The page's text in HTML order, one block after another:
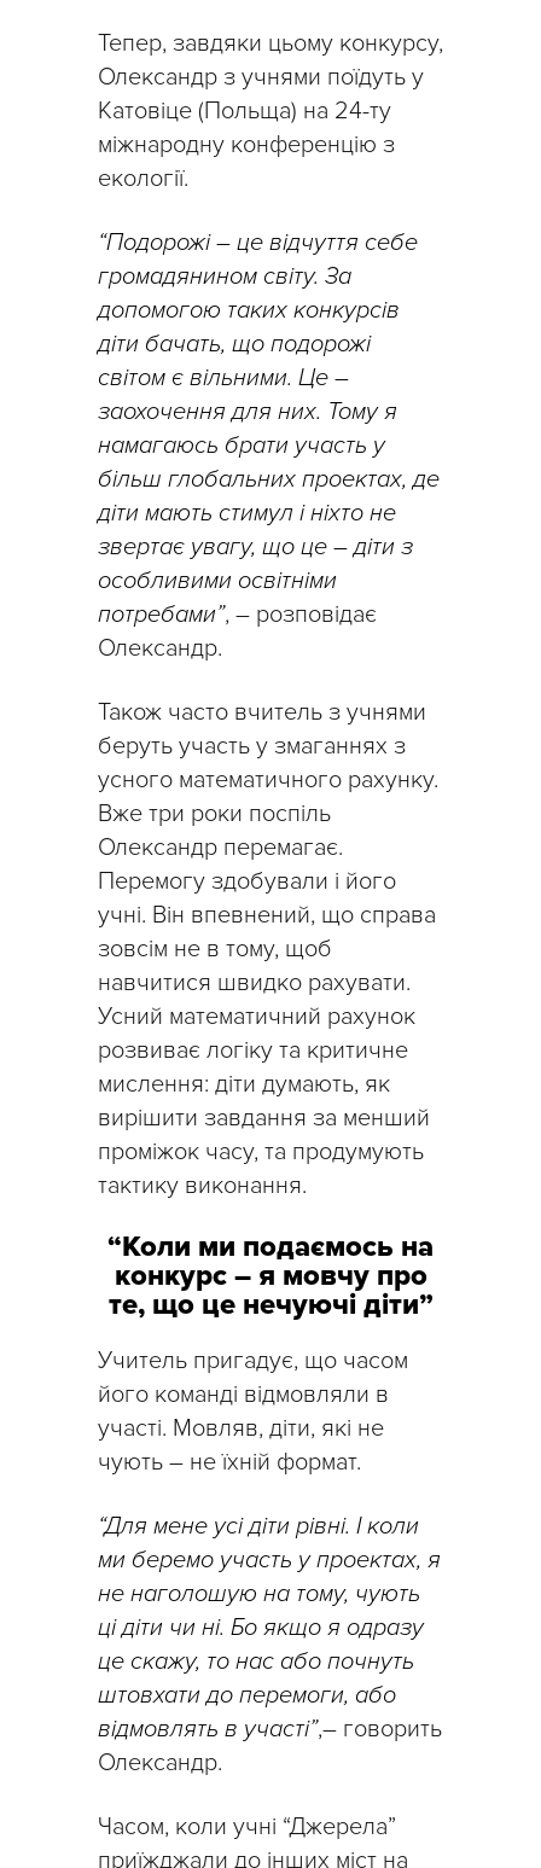
Тепер, завдяки цьому конкурсу,
Олександр з учнями поїдуть у
Катовіце (Польща) на 24-ту
міжнародну конференцію з
екології.
“Подорожі – це відчуття себе
громадянином світу. За
допомогою таких конкурсів
діти бачать, що подорожі
світом є вільними. Це –
заохочення для них. Тому я
намагаюсь брати участь у
більш глобальних проектах, де
діти мають стимул і ніхто не
звертає увагу, що це – діти з
особливими освітніми
потребами”, – розповідає
Олександр.
Також часто вчитель з учнями
беруть участь у змаганнях з
усного математичного рахунку.
Вже три роки поспіль
Олександр перемагає.
Перемогу здобували і його
учні. Він впевнений, що справа
зовсім не в тому, щоб
навчитися швидко рахувати.
Усний математичний рахунок
розвиває логіку та критичне
мислення: діти думають, як
вирішити завдання за менший
проміжок часу, та продумують
тактику виконання.
“Коли ми подаємось на
конкурс – я мовчу про
те, що це нечуючі діти”
Учитель пригадує, що часом
його команді відмовляли в
участі. Мовляв, діти, які не
чують – не їхній формат.
“Для мене усі діти рівні. І коли
ми беремо участь у проектах, я
не наголошую на тому, чують
ці діти чи ні. Бо якщо я одразу
це скажу, то нас або почнуть
штовхати до перемоги, або
відмовлять в участі”,– говорить
Олександр.
Часом, коли учні “Джерела”
приїжджали до інших міст на